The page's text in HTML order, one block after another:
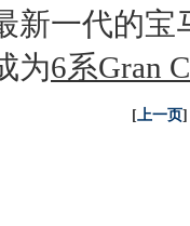
新一代的宝
为6系Gran
[上一页]